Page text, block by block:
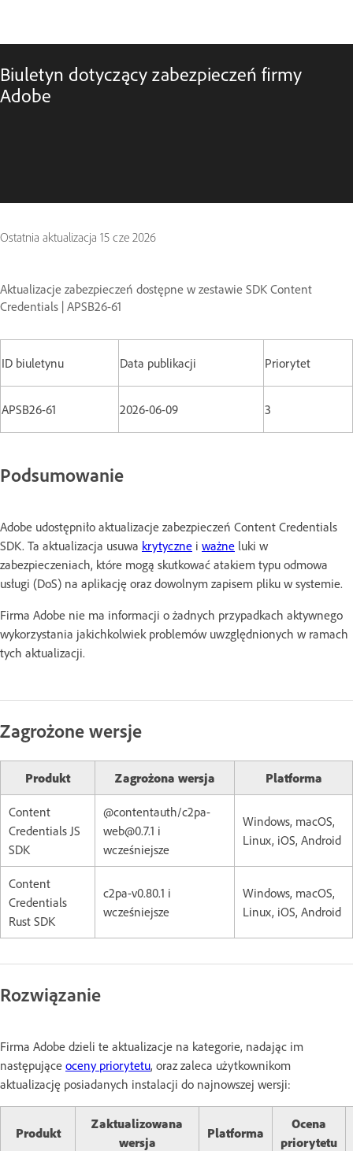
Biuletyn dotyczący zabezpieczeń firmy
Adobe
Ostatnia aktualizacja 15 cze 2026
Aktualizacje zabezpieczeń dostępne w zestawie SDK Content
Credentials | APSB26-61
ID biuletynu Data publikacji Priorytet
APSB26-61 2026-06-09 3
Podsumowanie
Adobe udostępniło aktualizacje zabezpieczeń Content Credentials
SDK. Ta aktualizacja usuwa krytyczne i ważne luki w
zabezpieczeniach, które mogą skutkować atakiem typu odmowa
usługi (DoS) na aplikację oraz dowolnym zapisem pliku w systemie.
Firma Adobe nie ma informacji o żadnych przypadkach aktywnego
wykorzystania jakichkolwiek problemów uwzględnionych w ramach
tych aktualizacji.
Zagrożone wersje
Produkt Zagrożona wersja Platforma
Content
Credentials JS
SDK
@contentauth/c2pa-
web@0.7.1 i
wcześniejsze
Windows, macOS,
Linux, iOS, Android
Content
Credentials
Rust SDK
c2pa-v0.80.1 i
wcześniejsze
Windows, macOS,
Linux, iOS, Android
Rozwiązanie
Firma Adobe dzieli te aktualizacje na kategorie, nadając im
następujące oceny priorytetu, oraz zaleca użytkownikom
aktualizację posiadanych instalacji do najnowszej wersji:
Produkt
Zaktualizowana
wersja
Platforma
Ocena
priorytetu